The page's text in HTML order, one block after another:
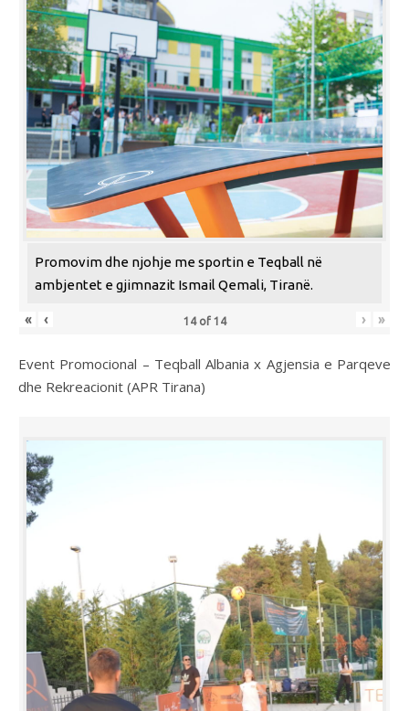
Promovim dhe njohje me sportin e Teqball në
ambjentet e gjimnazit Ismail Qemali, Tiranë.
« ‹ 14of 14 › »
Event Promocional – Teqball Albania x Agjensia e Parqeve
dhe Rekreacionit (APR Tirana)